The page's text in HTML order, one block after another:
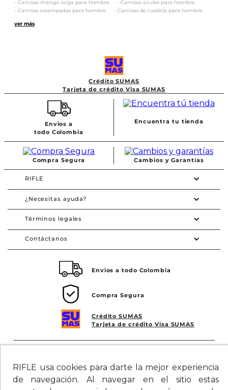
RIFLE usa cookies para darte la mejor experiencia
de navegación. Al navegar en el sitio estas
que te harán destacar en donde estés.
Por ejemplo, llevarlas con pantalones de vestiren tonos oscuros y zapatos
te dará como resultado looks semi formales de tinte elegant sport,
online son una expresión de tu personalidad y estilo. Descubre su magia
y desata tu creatividad al combinarlas, ¡llegó el momento de tener las
- Camisas manga larga para hombre - Camisas azules para hombre
- Camisas estampadas para hombre - Camisas de cuadros para hombre
-Camisas slim fit para hombre
ver más
Crédito SUMAS
Tarjeta de crédito Visa SUMAS
Envios a
todo Colombia
Encuentra tu tienda
Compra Segura Cambios y Garantías
RIFLE
¿Necesitas ayuda?
Términos legales
Contáctanos
Envios a todo Colombia
Compra Segura
Crédito SUMAS
Tarjeta de crédito Visa SUMAS